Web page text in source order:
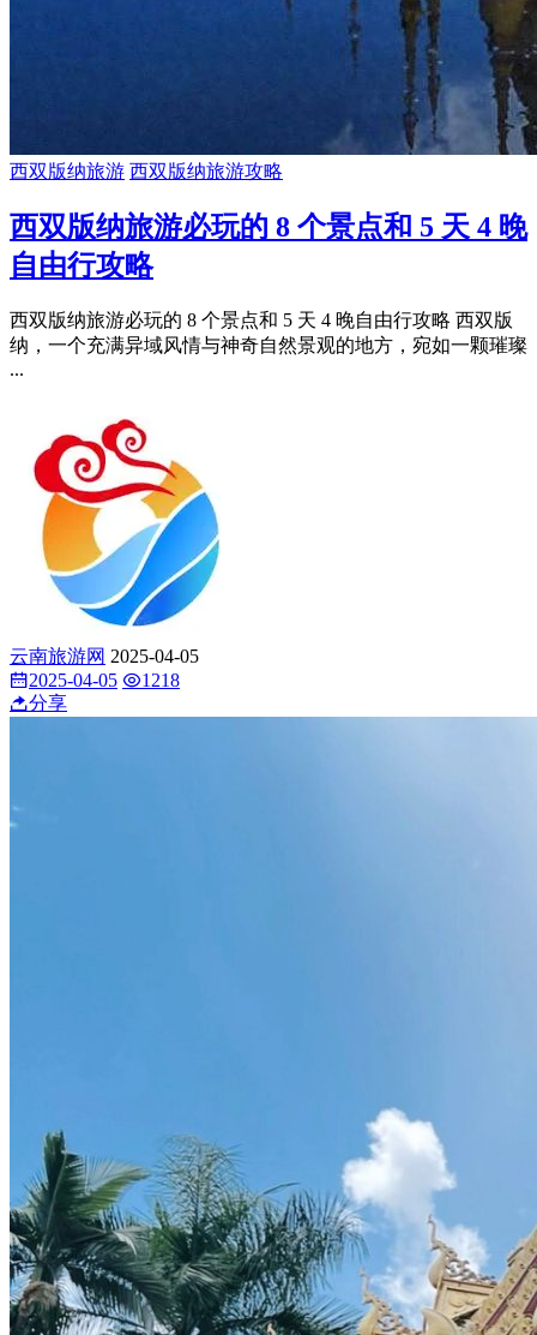
西双版纳旅游 西双版纳旅游攻略
西双版纳旅游必玩的 8 个景点和 5 天 4 晚
自由行攻略
西双版纳旅游必玩的 8 个景点和 5 天 4 晚自由行攻略 西双版
纳，一个充满异域风情与神奇自然景观的地方，宛如一颗璀璨
...
云南旅游网 2025-04-05
2025-04-05
1218
分享